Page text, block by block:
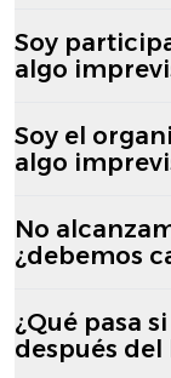
Soy
algo
Soy el
algo
No
¿debemos
¿Qué pasa
después